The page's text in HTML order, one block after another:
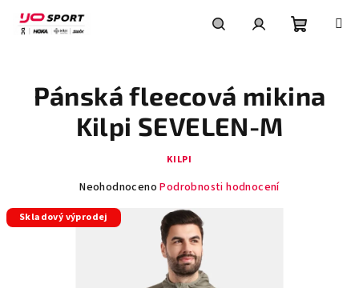
obsah
košík
Pánská fleecová mikina
Kilpi SEVELEN-M
KILPI
Průměrné
produktu
Neohodnoceno Podrobnosti hodnocení
Skladový výprodej